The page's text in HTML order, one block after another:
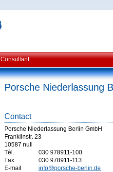
Consultant
Porsche Niederlassung
Contact
Porsche Niederlassung Berlin GmbH
Franklinstr. 23
10587 null
Tél.
030 978911-100
Fax
030 978911-113
E-mail
info@porsche-berlin.de